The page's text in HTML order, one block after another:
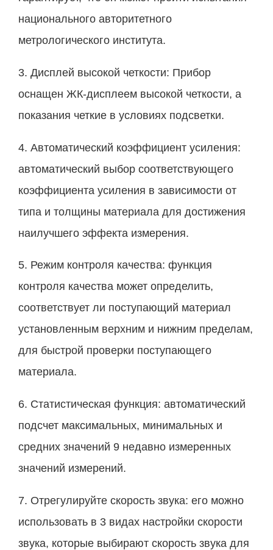
национального авторитетного
метрологического института.
3. Дисплей высокой четкости: Прибор
оснащен ЖК-дисплеем высокой четкости, а
показания четкие в условиях подсветки.
4. Автоматический коэффициент усиления:
автоматический выбор соответствующего
коэффициента усиления в зависимости от
типа и толщины материала для достижения
наилучшего эффекта измерения.
5. Режим контроля качества: функция
контроля качества может определить,
соответствует ли поступающий материал
установленным верхним и нижним пределам,
для быстрой проверки поступающего
материала.
6. Статистическая функция: автоматический
подсчет максимальных, минимальных и
средних значений 9 недавно измеренных
значений измерений.
7. Отрегулируйте скорость звука: его можно
использовать в 3 видах настройки скорости
звука, которые выбирают скорость звука для